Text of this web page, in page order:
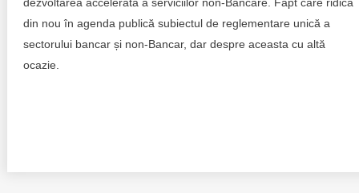
din nou în agenda publică subiectul de reglementare unică a
sectorului bancar și non-Bancar, dar despre aceasta cu altă
ocazie.